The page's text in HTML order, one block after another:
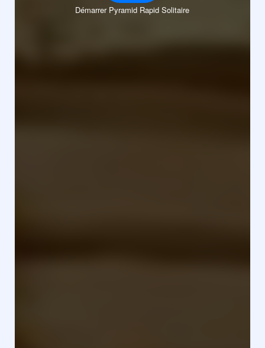
Démarrer Pyramid Rapid Solitaire